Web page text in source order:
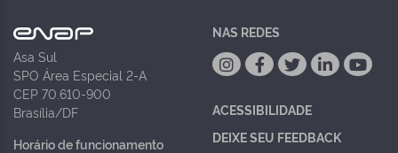
Asa Sul
SPO Área Especial 2-A
CEP 70.610-900
Brasília/DF
Horário de funcionamento
NAS REDES
ACESSIBILIDADE
DEIXE SEU FEEDBACK